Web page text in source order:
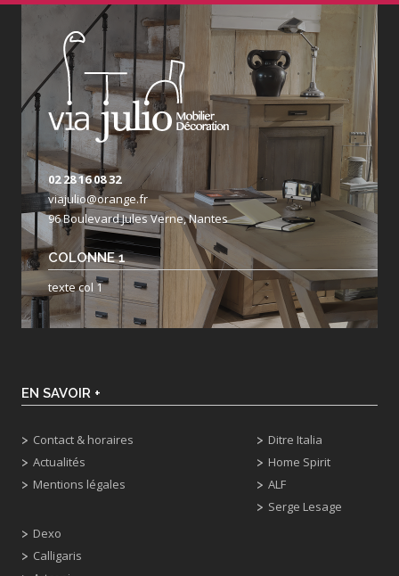
02 28 16 08 32
viajulio@orange.fr
96 Boulevard Jules Verne, Nantes
COLONNE 1
texte col 1
EN SAVOIR +
Contact & horaires
Actualités
Mentions légales
Dexo
Calligaris
Ditre Italia
Home Spirit
ALF
Serge Lesage